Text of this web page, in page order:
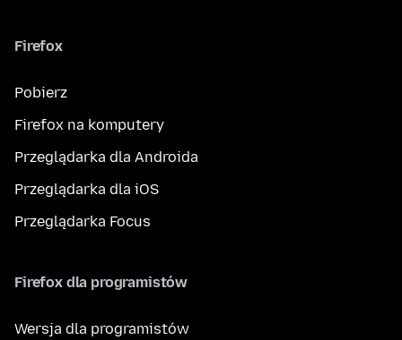
Firefox
Pobierz
Firefox na komputery
Przeglądarka dla Androida
Przeglądarka dla iOS
Przeglądarka Focus
Firefox dla programistów
Wersja dla programistów